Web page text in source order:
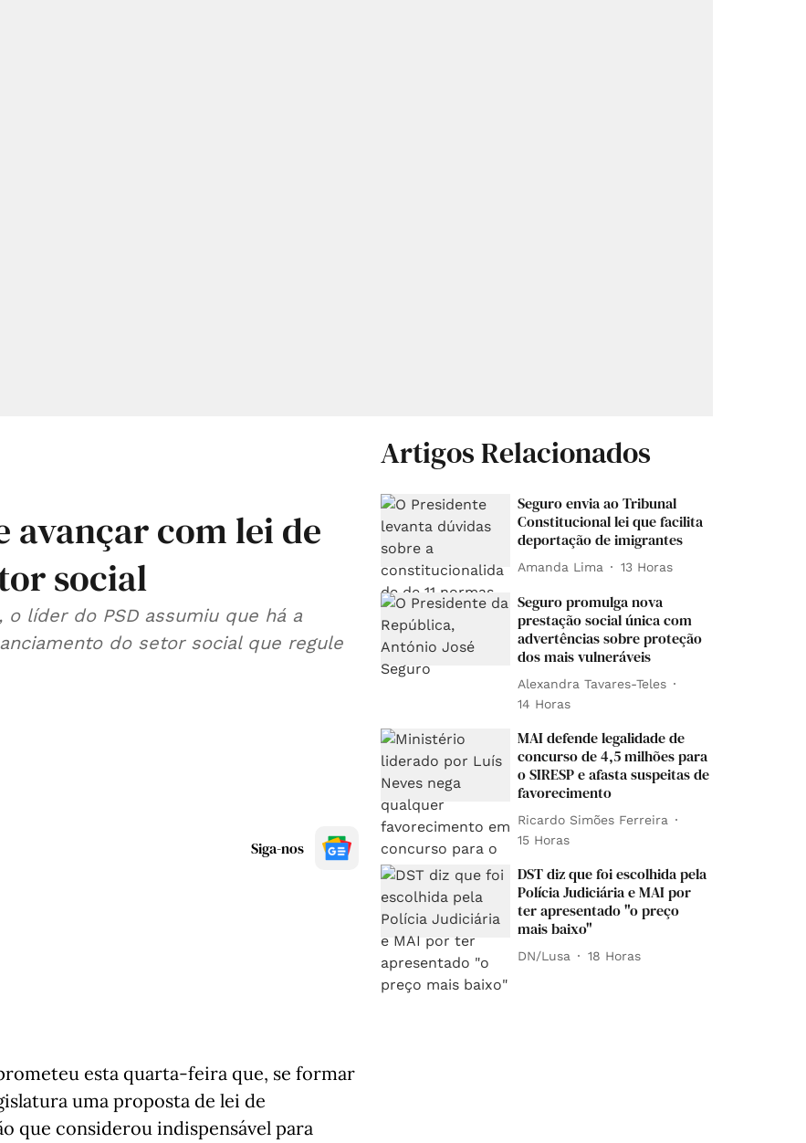
avançar com lei de
social
o líder do PSD assumiu que há a
do setor social que regule
Siga-nos
esta quarta-feira que, se formar
uma proposta de lei de
que considerou indispensável para
Artigos Relacionados
Seguro envia ao Tribunal
Constitucional lei que facilita
deportação de imigrantes
Amanda Lima 13 Horas
Seguro promulga nova
prestação social única com
advertências sobre proteção
dos mais vulneráveis
Alexandra Tavares-Teles
14 Horas
MAI defende legalidade de
concurso de 4,5 milhões para
o SIRESP e afasta suspeitas de
favorecimento
Ricardo Simões Ferreira
15 Horas
DST diz que foi escolhida pela
Polícia Judiciária e MAI por
ter apresentado "o preço
mais baixo"
DN/Lusa 18 Horas